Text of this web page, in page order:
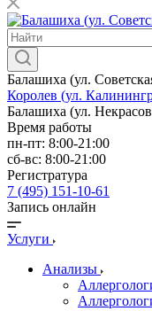
Балашиха (ул.
Королев (ул.
Балашиха (ул.
Время работы
пн-пт: 8:00-21:00
сб-вс: 8:00-21:00
Регистратура
7 (495) 151-10-61
Запись онлайн
Услуги
Анализы